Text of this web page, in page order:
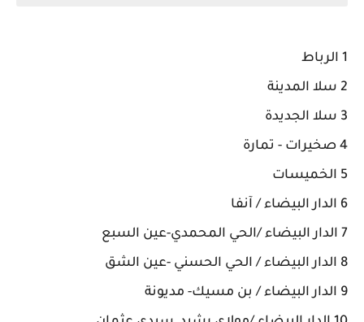
1 الرباط
2 سلا المدينة
3 سلا الجديدة
4 صخيرات - تمارة
5 الخميسات
6 الدار البيضاء / آنفا
7 الدار البيضاء /الحي المحمدي-عين السبع
8 الدار البيضاء / الحي الحسني -عين الشق
9 الدار البيضاء / بن مسيك- مديونة